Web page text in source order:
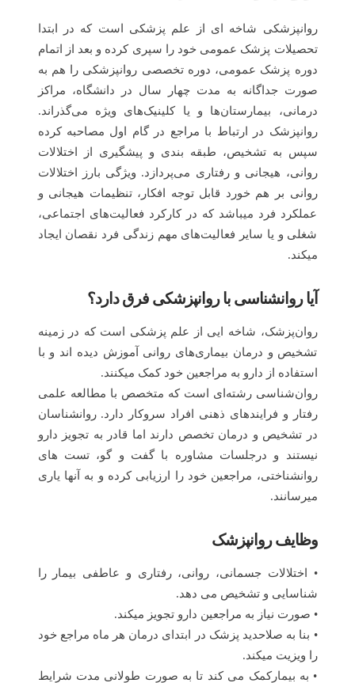
روانپزشکی شاخه ای از علم پزشکی است که در ابتدا
تحصیلات پزشک عمومی خود را سپری کرده و بعد از اتمام
دوره پزشک عمومی، دوره تخصصی روانپزشکی را هم به
صورت جداگانه به مدت چهار سال در دانشگاه، مراکز
درمانی، بیمارستان‌ها و یا کلینیک‌های ویژه می‌گذراند.
روانپزشک در ارتباط با مراجع در گام اول مصاحبه کرده
سپس به تشخیص، طبقه بندی و پیشگیری از اختلالات
روانی، هیجانی و رفتاری می‌پردازد. ویژگی بارز اختلالات
روانی بر هم خورد قابل توجه افکار، تنظیمات هیجانی و
عملکرد فرد میباشد که در کارکرد فعالیت‌های اجتماعی،
شغلی و یا سایر فعالیت‌های مهم زندگی فرد نقصان ایجاد
میکند.
آیا روانشناسی با روانپزشکی فرق دارد؟
روان‌پزشک، شاخه ایی از علم پزشکی است که در زمینه
تشخیص و درمان بیماری‌های روانی آموزش دیده اند و با
استفاده از دارو به مراجعین خود کمک میکنند.
روان‌شناسی رشته‌ای است که متخصص با مطالعه علمی
رفتار و فرایندهای ذهنی افراد سروکار دارد. روانشناسان
در تشخیص و درمان تخصص دارند اما قادر به تجویز دارو
نیستند و درجلسات مشاوره با گفت و گو، تست های
روانشناختی، مراجعین خود را ارزیابی کرده و به آنها یاری
میرسانند.
وظایف روانپزشک
• اختلالات جسمانی، روانی، رفتاری و عاطفی بیمار را
شناسایی و تشخیص می دهد.
• صورت نیاز به مراجعین دارو تجویز میکند.
• بنا به صلاحدید پزشک در ابتدای درمان هر ماه مراجع خود
را ویزیت میکند.
• به بیمارکمک می کند تا به صورت طولانی مدت شرایط